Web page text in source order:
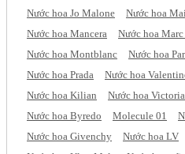
Nước hoa Jo Malone
Nước hoa
Nước hoa Mancera
Nước hoa Marc
Nước hoa Montblanc
Nước hoa
Nước hoa Prada
Nước hoa
Nước hoa Kilian
Nước hoa
Nước hoa Byredo
Molecule 01
Nước hoa Givenchy
Nước hoa LV